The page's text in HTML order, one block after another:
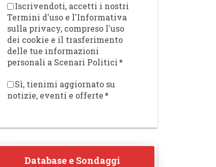
Iscrivendoti, accetti i nostri
Termini d'uso e l'Informativa
sulla privacy, compreso l'uso
dei cookie e il trasferimento
delle tue informazioni
personali a Scenari Politici*
Sì, tienimi aggiornato su
notizie, eventi e offerte*
Database e Sondaggi